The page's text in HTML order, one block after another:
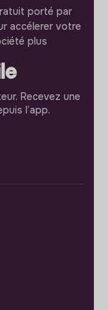
porté par
accélerer votre
plus
Recevez une
l’app.